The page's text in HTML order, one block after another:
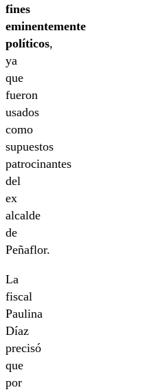
fines
eminentemente
políticos,
ya
que
fueron
usados
como
supuestos
patrocinantes
del
ex
alcalde
de
Peñaflor.
La
fiscal
Paulina
Díaz
precisó
que
por